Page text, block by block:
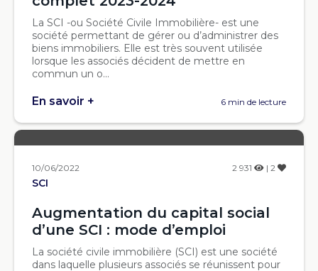
La SCI -ou Société Civile Immobilière- est une
société permettant de gérer ou d’administrer des
biens immobiliers. Elle est très souvent utilisée
lorsque les associés décident de mettre en
commun un o...
En savoir + 6 min de lecture
10/06/2022 2 931 | 2
SCI
Augmentation du capital social
d’une SCI : mode d’emploi
La société civile immobilière (SCI) est une société
dans laquelle plusieurs associés se réunissent pour